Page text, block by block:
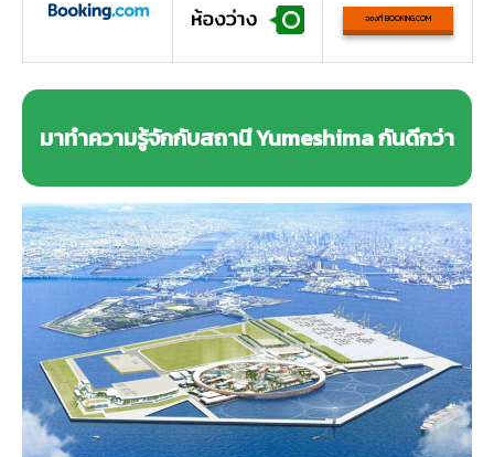
จองที่ BOOKING.COM
มาทำความรู้จักกับสถานี Yumeshima กันดีกว่า